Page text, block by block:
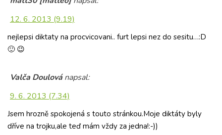
12. 6. 2013 (9.19)
nejlepsi diktaty na procvicovani.. furt lepsi nez do sesitu…:D
🙂 😉
Valča Doulová napsal:
9. 6. 2013 (7.34)
Jsem hrozně spokojená s touto stránkou.Moje diktáty byly
dříve na trojku,ale teď mám vždy za jedna!:-))